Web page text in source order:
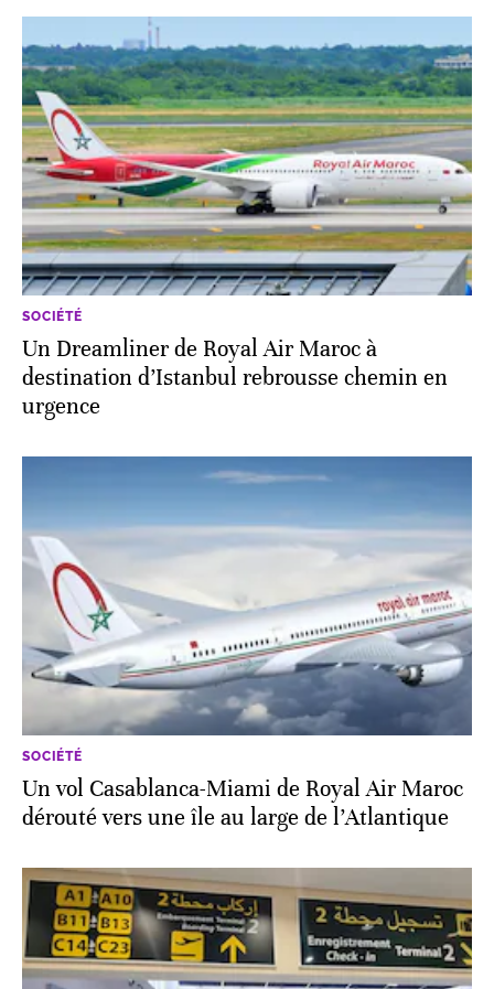
SOCIÉTÉ
Un Dreamliner de Royal Air Maroc à
destination d’Istanbul rebrousse chemin en
urgence
SOCIÉTÉ
Un vol Casablanca-Miami de Royal Air Maroc
dérouté vers une île au large de l’Atlantique